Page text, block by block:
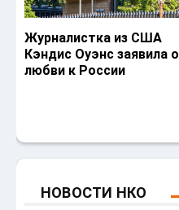
Журналистка из США
Кэндис Оуэнс заявила о
любви к России
НОВОСТИ НКО